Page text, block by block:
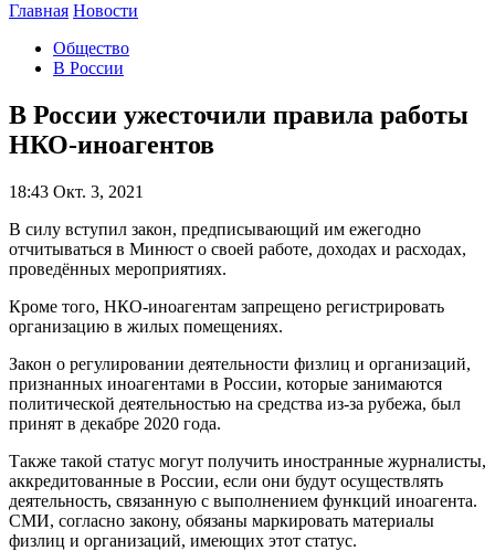
Главная Новости
Общество
В России
В России ужесточили правила работы
НКО-иноагентов
18:43 Окт. 3, 2021
В силу вступил закон, предписывающий им ежегодно
отчитываться в Минюст о своей работе, доходах и расходах,
проведённых мероприятиях.
Кроме того, НКО-иноагентам запрещено регистрировать
организацию в жилых помещениях.
Закон о регулировании деятельности физлиц и организаций,
признанных иноагентами в России, которые занимаются
политической деятельностью на средства из-за рубежа, был
принят в декабре 2020 года.
Также такой статус могут получить иностранные журналисты,
аккредитованные в России, если они будут осуществлять
деятельность, связанную с выполнением функций иноагента.
СМИ, согласно закону, обязаны маркировать материалы
физлиц и организаций, имеющих этот статус.